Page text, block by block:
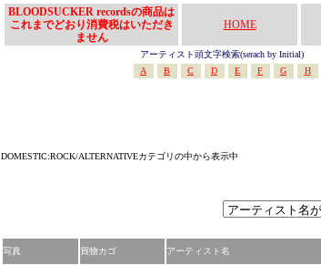
BLOODSUCKER recordsの商品は
これまでどおり消費税はいただき
ません
HOME
アーティスト頭文字検索(serach by Initial)
A
B C D E F G H
DOMESTIC:ROCK/ALTERNATIVEカテゴリの中から表示中
写真 買物カゴ アーティスト名